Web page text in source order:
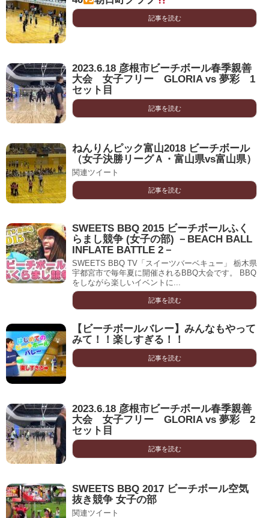
記事を読む
2023.6.18 彦根市ビーチボール春季親善
大会 女子フリー GLORIA vs 夢彩 1
セット目
記事を読む
ねんりんピック富山2018 ビーチボール
（女子決勝リーグＡ・富山県vs富山県）
関連ツイート
記事を読む
SWEETS BBQ 2015 ビーチボールふく
らまし競争 (女子の部) －BEACH BALL
INFLATE BATTLE 2－
SWEETS BBQ TV「スイーツバーベキュー」 栃木県
宇都宮市で毎年夏に開催されるBBQ大会です。 BBQ
をしながら楽しいイベントに...
記事を読む
【ビーチボールバレー】みんなもやって
みて！！楽しすぎる！！
記事を読む
2023.6.18 彦根市ビーチボール春季親善
大会 女子フリー GLORIA vs 夢彩 2
セット目
記事を読む
SWEETS BBQ 2017 ビーチボール空気
抜き競争 女子の部
関連ツイート